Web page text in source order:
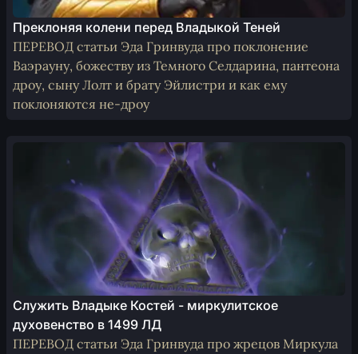
Преклоняя колени перед Владыкой Теней
ПЕРЕВОД статьи Эда Гринвуда про поклонение
Ваэрауну, божеству из Темного Селдарина, пантеона
дроу, сыну Лолт и брату Эйлистри и как ему
поклоняются не-дроу
Служить Владыке Костей - миркулитское
духовенство в 1499 ЛД
ПЕРЕВОД статьи Эда Гринвуда про жрецов Миркула